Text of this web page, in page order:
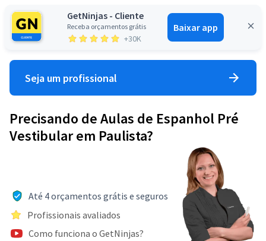
GetNinjas - Cliente
Receba orçamentos grátis
+30K
Baixar app
Entrar
Seja um profissional
Precisando de Aulas de Espanhol Pré
Vestibular em Paulista?
Até 4 orçamentos grátis e seguros
Profissionais avaliados
Como funciona o GetNinjas?